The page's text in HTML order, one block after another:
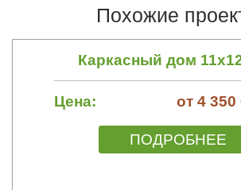
Похожие
Каркасный дом
Цена: от 4 350
ПОДРОБНЕЕ